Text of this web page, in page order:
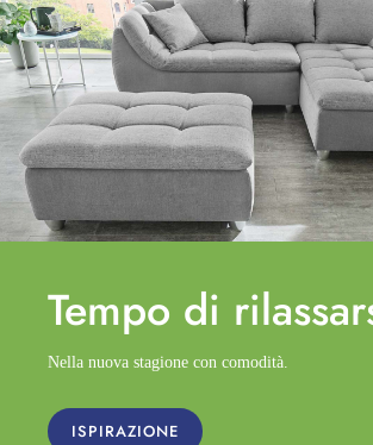
Tempo di
Nella nuova stagione con comodità.
ISPIRAZIONE